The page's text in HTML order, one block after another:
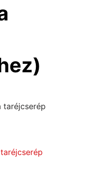
taréjcserép